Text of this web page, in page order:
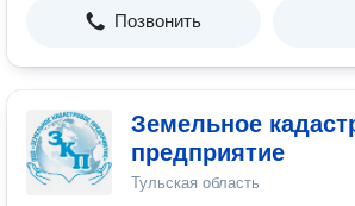
Позвонить
Земельное
предприятие
Тульская область